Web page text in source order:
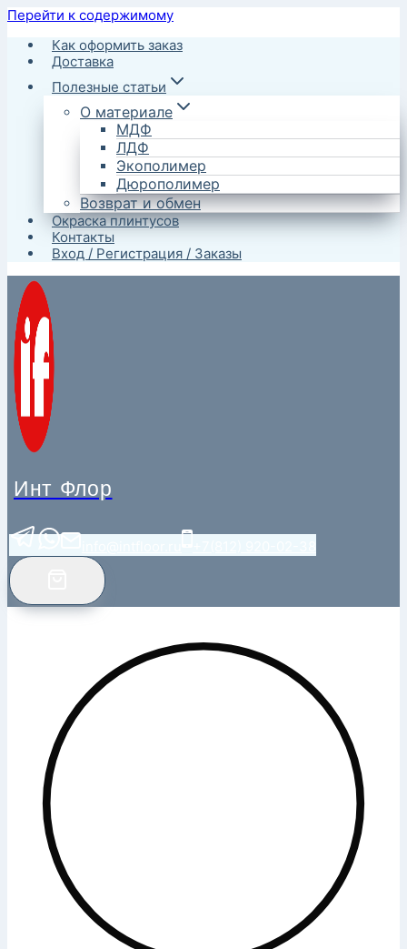
Перейти к содержимому
Как оформить заказ
Доставка
Полезные статьи
О материале
МДФ
ЛДФ
Экополимер
Дюрополимер
Возврат и обмен
Окраска плинтусов
Контакты
Вход / Регистрация / Заказы
Инт Флор